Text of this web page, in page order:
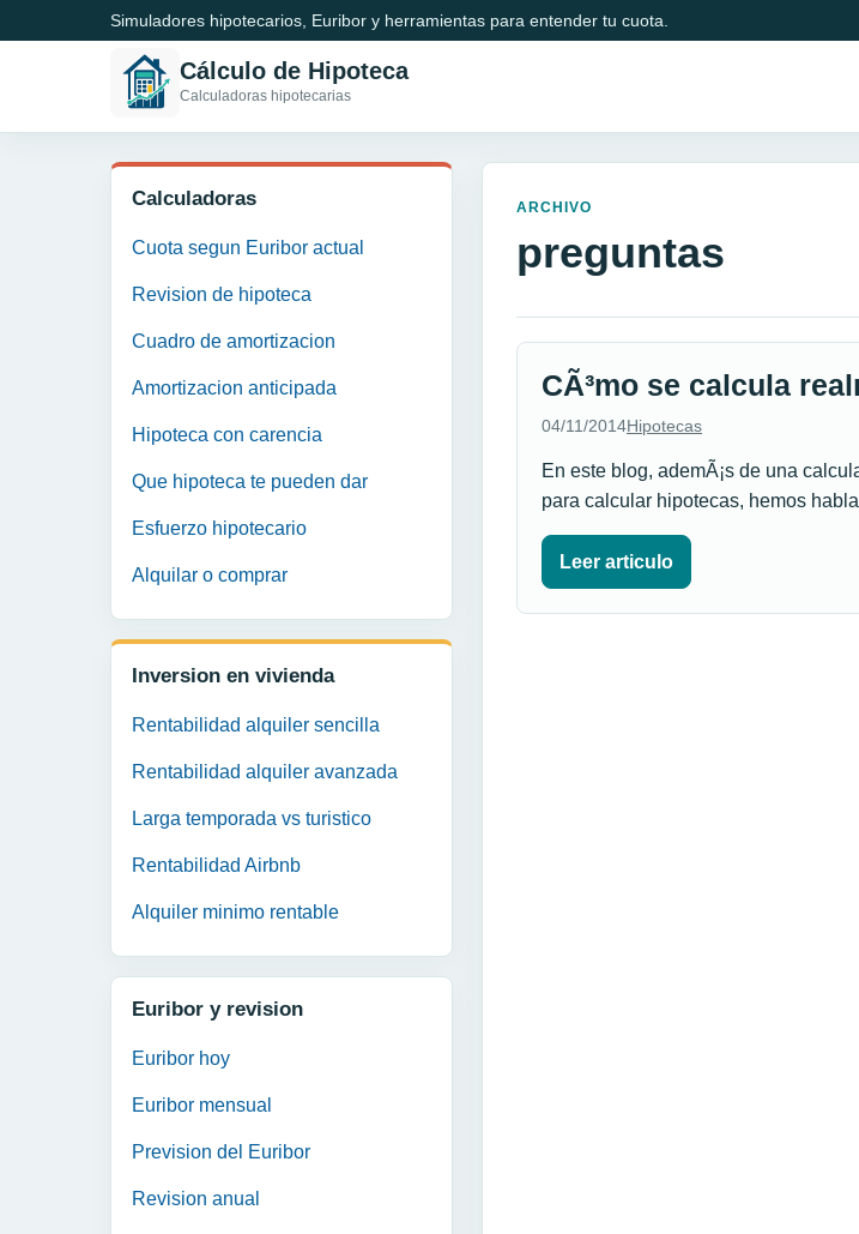
Simuladores hipotecarios, Euribor y herramientas para entender tu cuota.
Cálculo de Hipoteca
Calculadoras hipotecarias
Calculadoras
Cuota segun Euribor actual
Revision de hipoteca
Cuadro de amortizacion
Amortizacion anticipada
Hipoteca con carencia
Que hipoteca te pueden dar
Esfuerzo hipotecario
Alquilar o comprar
Inversion en vivienda
Rentabilidad alquiler sencilla
Rentabilidad alquiler avanzada
Larga temporada vs turistico
Rentabilidad Airbnb
Alquiler minimo rentable
Euribor y revision
Euribor hoy
Euribor mensual
Prevision del Euribor
Revision anual
ARCHIVO
preguntas
CÃ³mo se calcula
04/11/2014Hipotecas
En este blog, ademÃ¡s de una
para calcular hipotecas, hemos
Leer articulo